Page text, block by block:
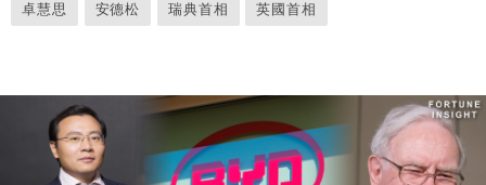
卓慧思 安德松 瑞典首相 英國首相